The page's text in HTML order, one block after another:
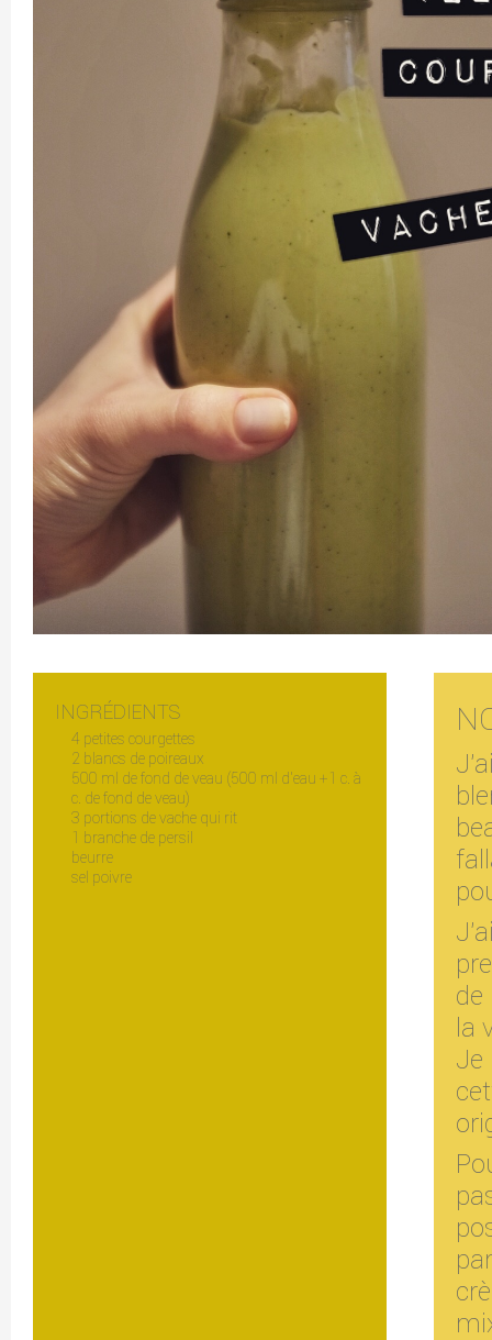
INGRÉDIENTS
4 petites courgettes
2 blancs de poireaux
500 ml de fond de veau (500 ml d'eau +1 c. à
c. de fond de veau)
3 portions de vache qui rit
1 branche de persil
beurre
sel poivre
la
Je